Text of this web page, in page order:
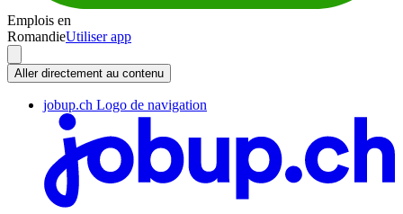
Emplois en
RomandieUtiliser app
Aller directement au contenu
jobup.ch Logo de navigation